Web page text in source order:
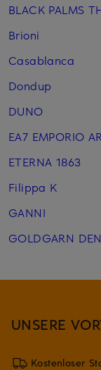
BLACK PALMS
Brioni
Casablanca
Dondup
DUNO
EA7 EMPORIO
ETERNA 1863
Filippa K
GANNI
GOLDGARN
UNSERE
Kostenloser